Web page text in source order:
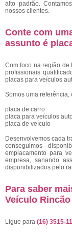
alto padrão.
nossos clientes.
Conte com
assunto é
Com foco na região de
profissionais
placas para veículos
Somos uma referência,
placa de carro
placa para veículos
placa de veículo
Desenvolvemos cada
conseguimos
emplacamento para
empresa, sanando
disponibilizados pelo
Para saber
Veículo Rincão
Ligue para (16) 3515-